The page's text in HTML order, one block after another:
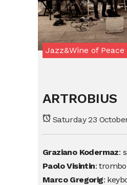
Jazz&Wine of Peace
ARTROBIUS
Saturday 23
Graziano Kodermaz:
Paolo Visintin:
Marco Gregorig: